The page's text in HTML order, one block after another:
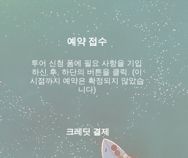
예약 접수
투어 신청 폼에 필요 사항을 기입
하신 후, 하단의 버튼을 클릭. (이
시점까지 예약은 확정되지 않았습
니다)
크레딧 결제